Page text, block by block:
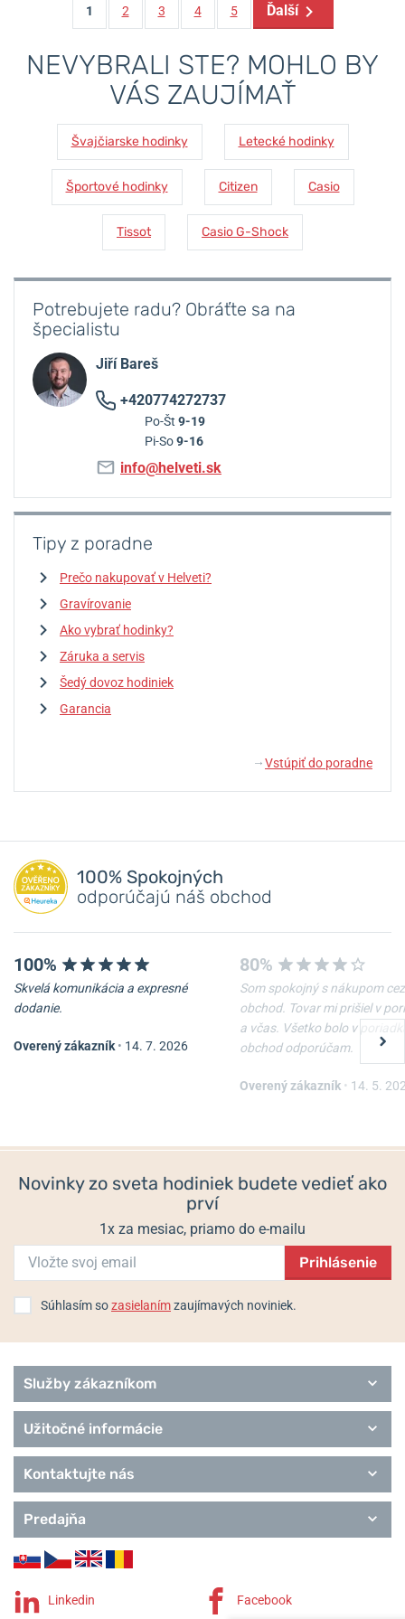
1 2 3 4 5 Ďalší
NEVYBRALI STE? MOHLO BY
VÁS ZAUJÍMAŤ
Švajčiarske hodinky Letecké hodinky
Športové hodinky Citizen Casio
Tissot Casio G-Shock
Potrebujete radu? Obráťte sa na
špecialistu
Jiří Bareš
+420774272737
Po-Št 9-19
Pi-So9-16
info@helveti.sk
Tipy z poradne
Prečo nakupovať v Helveti?
Gravírovanie
Ako vybrať hodinky?
Záruka a servis
Šedý dovoz hodiniek
Garancia
↓ Vstúpiť do poradne
100% Spokojných
odporúčajú náš obchod
100%
Skvelá komunikácia a expresné
dodanie.
Overený zákazník • 14. 7. 2026
80%
Som spokojný s nákupom cez
obchod. Tovar mi prišiel v
a včas. Všetko bolo v
obchod odporúčam.
Overený zákazník • 14. 5.
Novinky zo sveta hodiniek budete vedieť ako
prví
1x za mesiac, priamo do e-mailu
Prihlásenie
Súhlasím sozasielanímzaujímavých noviniek.
Služby zákazníkom
Užitočné informácie
Kontaktujte nás
Predajňa
Linkedin Facebook